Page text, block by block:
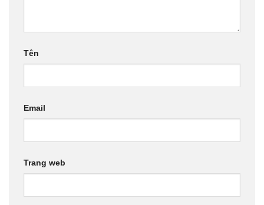
Tên
Email
Trang web